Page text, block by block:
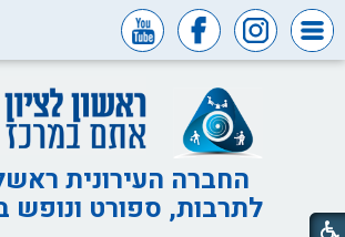
ומכרזים
חופש
המידע
דבר
ראש
החברה העירונית
לתרבות, ספורט ונופש